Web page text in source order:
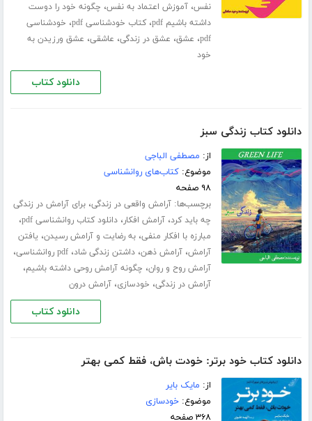
نفس،آموزش اعتماد به نفس، چگونه خود را دوست
داشته باشیم pdf
،کتاب خودشناسی pdf ، خودشناسی
pdf، عشق، عشق در زندگی، عاشقی، عشق ورزیدن به
خود
دانلود کتاب
دانلود کتاب زندگی سبز
از: مصطفی الباجی
موضوع:کتاب‌های روانشناسی
۹۸ صفحه
برچسب‌ها:آرامش واقعی در زندگی،برای آرامش در زندگی
چه باید کرد،آرامش افکار،دانلود کتاب روانشناسی pdf ،
مبارزه با افکار منفی،به رضایت و آرامش رسیدن، یافتن
آرامش،آرامش ذهن،داشتن زندگی شاد،pdf روانشناسی ،
آرامش روح و روان، چگونه آرامش روحی داشته باشیم،
آرامش در زندگی، خودسازی،آرامش درون
دانلود کتاب
دانلود کتاب خود برتر: خودت باش، فقط کمی بهتر
از: مایک بایر
موضوع:خودسازی
۳۶۸ صفحه